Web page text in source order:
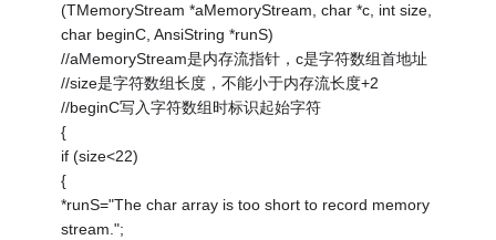
(TMemoryStream *aMemoryStream, char *c, int size,
char beginC, AnsiString *runS)
//aMemoryStream是内存流指针，c是字符数组首地址
//size是字符数组长度，不能小于内存流长度+2
//beginC写入字符数组时标识起始字符
{
if (size<22)
{
*runS="The char array is too short to record memory
stream.";